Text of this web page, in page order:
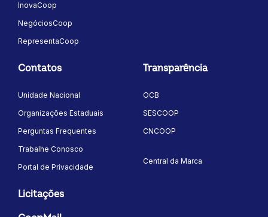
InovaCoop
NegóciosCoop
RepresentaCoop
Contatos
Unidade Nacional
Organizações Estaduais
Perguntas Frequentes
Trabalhe Conosco
Portal de Privacidade
Transparência
OCB
SESCOOP
CNCOOP
Central da Marca
Licitações